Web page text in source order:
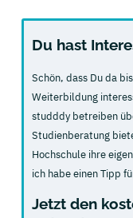
Du hast
Schön, dass Du da
Weiterbildung
studddy betreiben
Studienberatung
Hochschule ihre
ich habe einen Tipp
Jetzt den